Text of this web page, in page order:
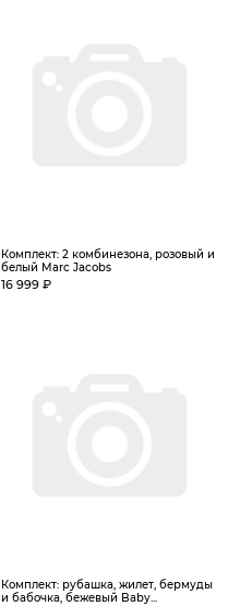
Комплект: 2 комбинезона, розовый и
белый Marc Jacobs
16 999 ₽
Комплект: рубашка, жилет, бермуды
и бабочка, бежевый Baby...